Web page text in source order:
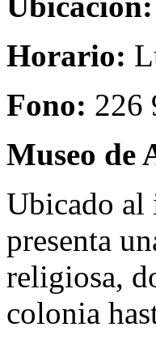
Horario:
Fono: 226
Museo de
Ubicado al
presenta
religiosa,
colonia